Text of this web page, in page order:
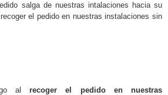
salga de nuestras intalaciones hacia su
el pedido en nuestras instalaciones sin
alrecoger el pedido en nuestras